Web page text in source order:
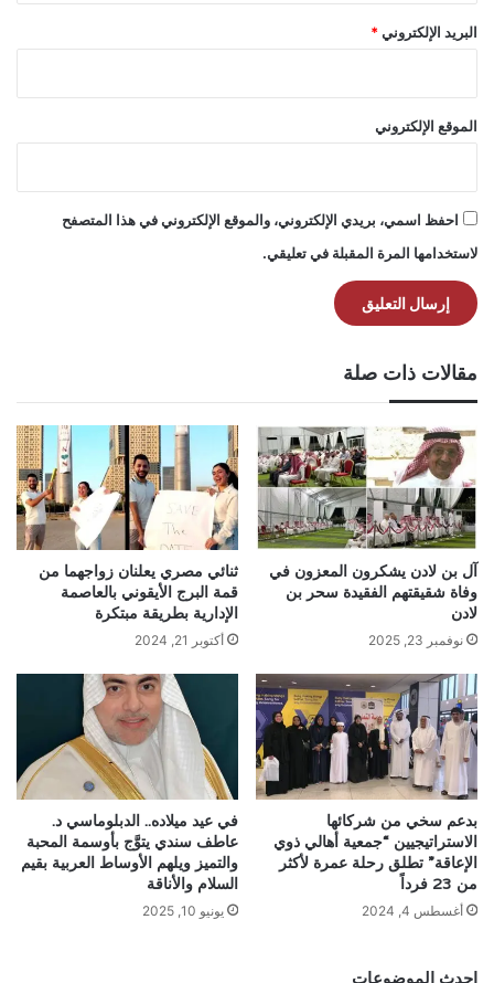
البريد الإلكتروني *
الموقع الإلكتروني
احفظ اسمي، بريدي الإلكتروني، والموقع الإلكتروني في هذا المتصفح
لاستخدامها المرة المقبلة في تعليقي.
مقالات ذات صلة
آل بن لادن يشكرون المعزون في
وفاة شقيقتهم الفقيدة سحر بن
لادن
نوفمبر 23, 2025
ثنائي مصري يعلنان زواجهما من
قمة البرج الأيقوني بالعاصمة
الإدارية بطريقة مبتكرة
أكتوبر 21, 2024
بدعم سخي من شركائها
الاستراتيجيين “جمعية أهالي ذوي
الإعاقة” تطلق رحلة عمرة لأكثر
من 23 فرداً
أغسطس 4, 2024
في عيد ميلاده.. الدبلوماسي د.
عاطف سندي يتوَّج بأوسمة المحبة
والتميز ويلهم الأوساط العربية بقيم
السلام والأناقة
يونيو 10, 2025
احدث الموضوعات